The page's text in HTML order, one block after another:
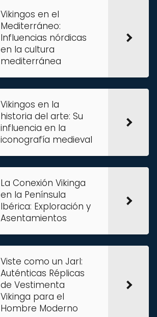
Vikingos en el
Mediterráneo:
Influencias nórdicas
en la cultura
mediterránea
Vikingos en la
historia del arte: Su
influencia en la
iconografía medieval
La Conexión Vikinga
en la Península
Ibérica: Exploración y
Asentamientos
Viste como un Jarl:
Auténticas Réplicas
de Vestimenta
Vikinga para el
Hombre Moderno